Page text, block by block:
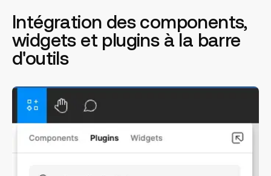
Intégration des components,
widgets et plugins à la barre
d'outils